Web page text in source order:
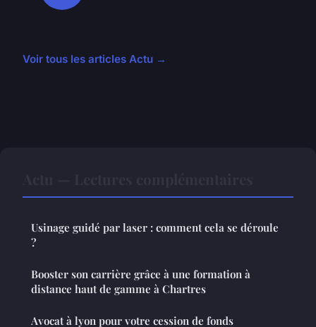
Voir tous les articles Actu →
Usinage guidé par laser : comment cela se déroule
?
Booster son carrière grâce à une formation à
distance haut de gamme à Chartres
Avocat à lyon pour votre cession de fonds